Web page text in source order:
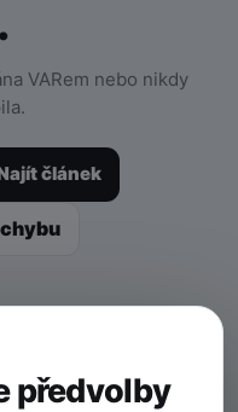
VARem nebo nikdy
článek
předvolby